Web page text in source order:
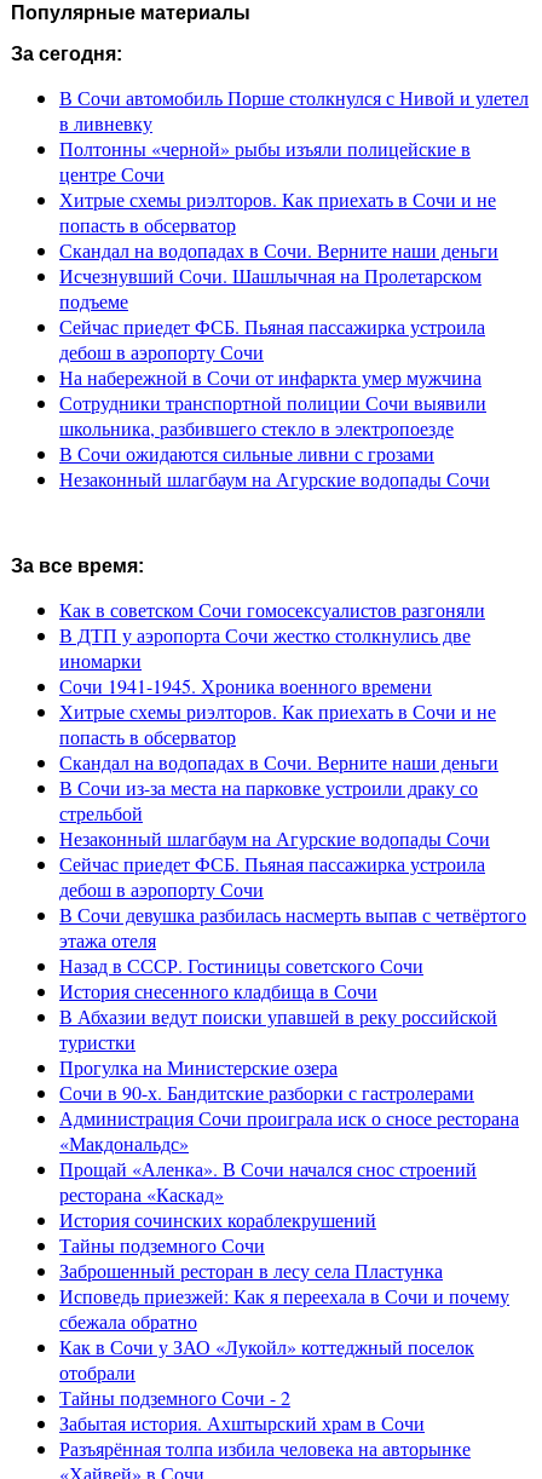
Популярные материалы
За сегодня:
В Сочи автомобиль Порше столкнулся с Нивой и улетел
в ливневку
Полтонны «черной» рыбы изъяли полицейские в
центре Сочи
Хитрые схемы риэлторов. Как приехать в Сочи и не
попасть в обсерватор
Скандал на водопадах в Сочи. Верните наши деньги
Исчезнувший Сочи. Шашлычная на Пролетарском
подъеме
Сейчас приедет ФСБ. Пьяная пассажирка устроила
дебош в аэропорту Сочи
На набережной в Сочи от инфаркта умер мужчина
Сотрудники транспортной полиции Сочи выявили
школьника, разбившего стекло в электропоезде
В Сочи ожидаются сильные ливни с грозами
Незаконный шлагбаум на Агурские водопады Сочи
За все время:
Как в советском Сочи гомосексуалистов разгоняли
В ДТП у аэропорта Сочи жестко столкнулись две
иномарки
Сочи 1941-1945. Хроника военного времени
Хитрые схемы риэлторов. Как приехать в Сочи и не
попасть в обсерватор
Скандал на водопадах в Сочи. Верните наши деньги
В Сочи из-за места на парковке устроили драку со
стрельбой
Незаконный шлагбаум на Агурские водопады Сочи
Сейчас приедет ФСБ. Пьяная пассажирка устроила
дебош в аэропорту Сочи
В Сочи девушка разбилась насмерть выпав с четвёртого
этажа отеля
Назад в СССР. Гостиницы советского Сочи
История снесенного кладбища в Сочи
В Абхазии ведут поиски упавшей в реку российской
туристки
Прогулка на Министерские озера
Сочи в 90-х. Бандитские разборки с гастролерами
Администрация Сочи проиграла иск о сносе ресторана
«Макдональдс»
Прощай «Аленка». В Сочи начался снос строений
ресторана «Каскад»
История сочинских кораблекрушений
Тайны подземного Сочи
Заброшенный ресторан в лесу села Пластунка
Исповедь приезжей: Как я переехала в Сочи и почему
сбежала обратно
Как в Сочи у ЗАО «Лукойл» коттеджный поселок
отобрали
Тайны подземного Сочи - 2
Забытая история. Ахштырский храм в Сочи
Разъярённая толпа избила человека на авторынке
«Хайвей» в Сочи